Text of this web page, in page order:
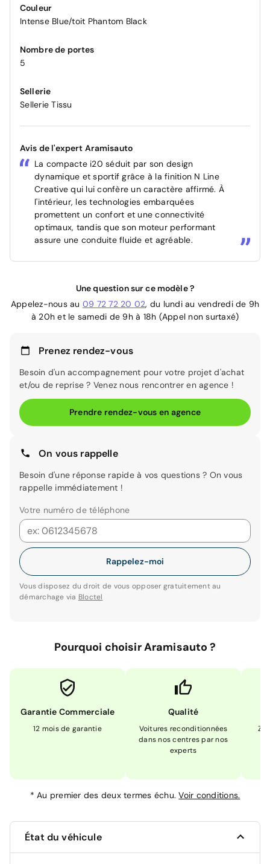
Couleur
Intense Blue/toit Phantom Black
Nombre de portes
5
Sellerie
Sellerie Tissu
Avis de l'expert Aramisauto
La compacte i20 séduit par son design
dynamique et sportif grâce à la finition N Line
Creative qui lui confère un caractère affirmé. À
l'intérieur, les technologies embarquées
promettent un confort et une connectivité
optimaux, tandis que son moteur performant
assure une conduite fluide et agréable.
Une question sur ce modèle ?
Appelez-nous au 09 72 72 20 02, du lundi au vendredi de 9h
à 20h et le samedi de 9h à 18h (Appel non surtaxé)
Prenez rendez-vous
Besoin d'un accompagnement pour votre projet d'achat
et/ou de reprise ? Venez nous rencontrer en agence !
Prendre rendez-vous en agence
On vous rappelle
Besoin d'une réponse rapide à vos questions ? On vous
rappelle immédiatement !
Votre numéro de téléphone
Rappelez-moi
Vous disposez du droit de vous opposer gratuitement au
démarchage via Bloctel
Pourquoi choisir Aramisauto ?
Garantie Commerciale
12 mois de garantie
Qualité
Voitures reconditionnées
dans nos centres par nos
experts
*Au premier des deux termes échu.Voir conditions.
État du véhicule